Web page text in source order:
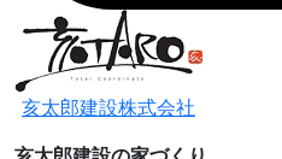
亥太郎建設株式会社